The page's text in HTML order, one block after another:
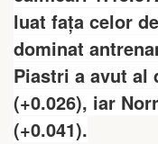
luat fața celor
dominat
Piastri a avut al
(+0.026), iar
(+0.041).